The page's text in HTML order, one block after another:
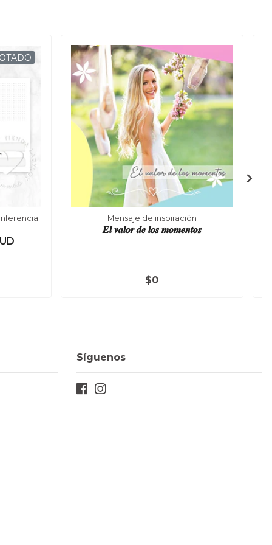
Mensaje de inspiración
𝑬𝒍 𝒗𝒂𝒍𝒐𝒓 𝒅𝒆 𝒍𝒐𝒔 𝒎𝒐𝒎𝒆𝒏𝒕𝒐𝒔
$0
Síguenos